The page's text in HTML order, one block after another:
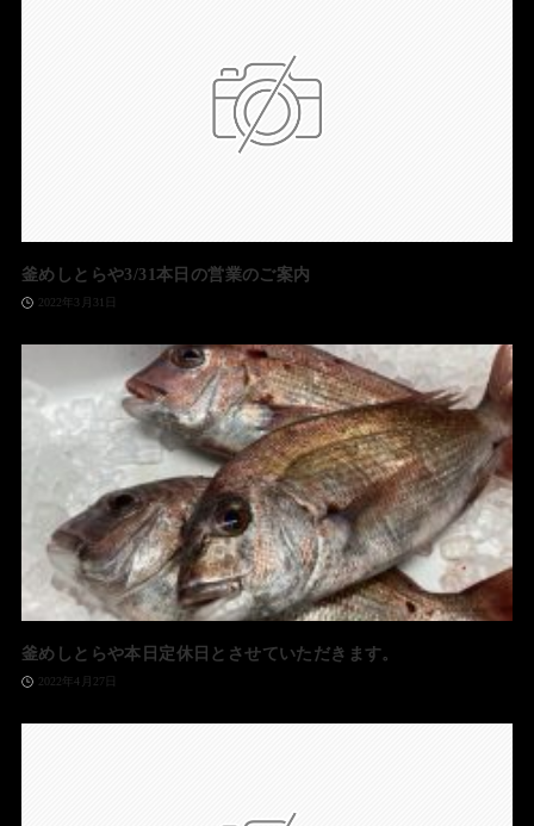
釜めしとらや3/31本日の営業のご案内
2022年3月31日
釜めしとらや本日定休日とさせていただきます。
2022年4月27日